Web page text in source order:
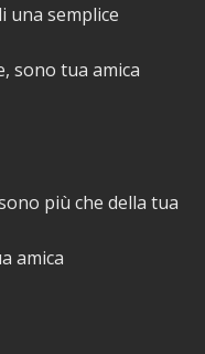
una semplice
sono tua amica
più che della tua
amica